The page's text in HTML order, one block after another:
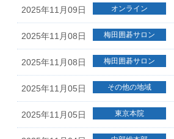
2025年11月09日 オンライン
2025年11月08日 梅田囲碁サロン
2025年11月08日 梅田囲碁サロン
2025年11月05日 その他の地域
2025年11月05日 東京本院